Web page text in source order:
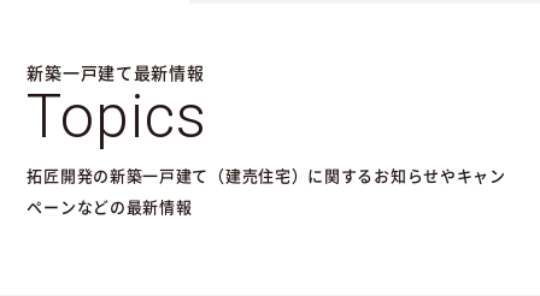
新築一戸建て最新情報
Topics
拓匠開発の新築一戸建て（建売住宅）に関するお知らせやキャン
ペーンなどの最新情報